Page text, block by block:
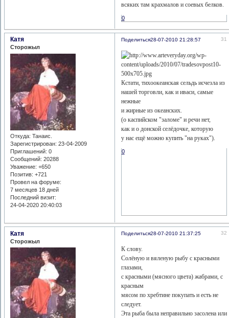
всяких там крахмалов и соевых белков.
0
Поделиться 31
28-07-2010 21:28:57
Катя
Сторожыл
Откуда: Танаис.
Зарегистрирован: 23-04-2009
Приглашений: 0
Сообщений: 20288
Уважение: +650
Позитив: +721
Провел на форуме:
7 месяцев 18 дней
Последний визит:
24-04-2020 20:40:03
Кстати, тихоокеанская сельдь исчезла из
нашей торговли, как и иваси, самые
нежные
и жирные из океанских.
(о каспийском "заломе" и речи нет,
как и о донской селёдочке, которую
у нас ещё можно купить "на руках").
0
Поделиться 32
28-07-2010 21:37:25
Катя
Сторожыл
К слову.
Солёную и вяленую рыбу с красными
глазами,
с красными (мясного цвета) жабрами, с
красным
мясом по хребтине покупать и есть не
следует.
Эта рыба была неправильно засолена или